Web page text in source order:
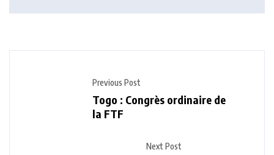
Previous Post
Togo : Congrès ordinaire de
la FTF
Next Post